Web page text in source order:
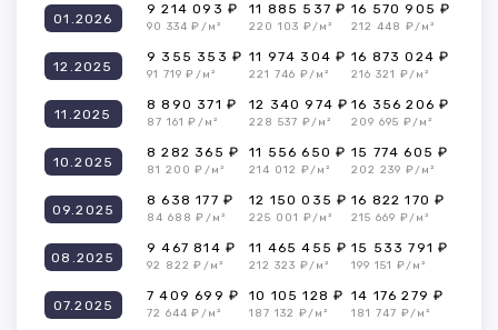
01.2026
9 214 093 ₽
90 334 ₽/м²
11 885 537 ₽
220 103 ₽/м²
16 570 905 ₽
212 448 ₽/м²
12.2025
9 355 353 ₽
91 719 ₽/м²
11 974 304 ₽
221 746 ₽/м²
16 873 024 ₽
216 321 ₽/м²
11.2025
8 890 371 ₽
87 161 ₽/м²
12 340 974 ₽
228 537 ₽/м²
16 356 206 ₽
209 695 ₽/м²
10.2025
8 282 365 ₽
81 200 ₽/м²
11 556 650 ₽
214 012 ₽/м²
15 774 605 ₽
202 239 ₽/м²
09.2025
8 638 177 ₽
84 688 ₽/м²
12 150 035 ₽
225 001 ₽/м²
16 822 170 ₽
215 669 ₽/м²
08.2025
9 467 814 ₽
92 822 ₽/м²
11 465 455 ₽
212 323 ₽/м²
15 533 791 ₽
199 151 ₽/м²
07.2025
7 409 699 ₽
72 644 ₽/м²
10 105 128 ₽
187 132 ₽/м²
14 176 279 ₽
181 747 ₽/м²